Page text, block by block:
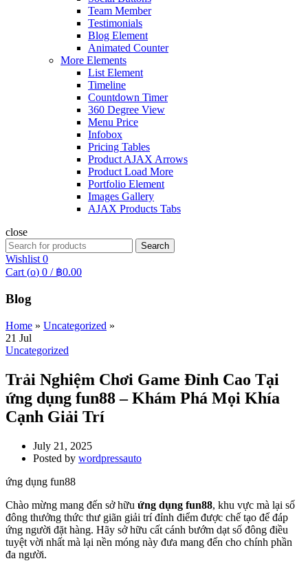
Team Member
Testimonials
Blog Element
Animated Counter
More Elements
List Element
Timeline
Countdown Timer
360 Degree View
Menu Price
Infobox
Pricing Tables
Product AJAX Arrows
Product Load More
Portfolio Element
Images Gallery
AJAX Products Tabs
close
Search
for:
Search
Wishlist 0
Cart (o) 0 / ฿0.00
Blog
Home » Uncategorized »
21 Jul
Uncategorized
Trải Nghiệm Chơi Game Đỉnh Cao Tại
ứng dụng fun88 – Khám Phá Mọi Khía
Cạnh Giải Trí
July 21, 2025
Posted by wordpressauto
ứng dụng fun88
Chào mừng mang đến sở hữu ứng dụng fun88, khu vực mà lại số
đông thưởng thức thư giãn giải trí đỉnh điểm được chế tạo để đáp
ứng người đặt hàng. Hãy sở hữu cất cánh bướm dạt số đông điều
tuyệt vời nhất mà lại nền móng này đưa mang đến cho chính phần
đa người.